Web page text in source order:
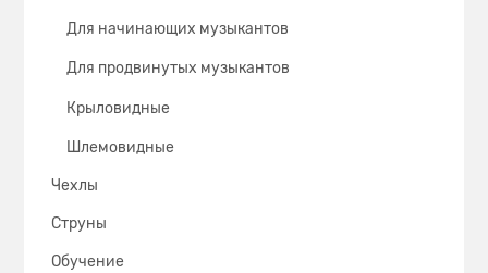
Для начинающих музыкантов
Для продвинутых музыкантов
Крыловидные
Шлемовидные
Чехлы
Струны
Обучение